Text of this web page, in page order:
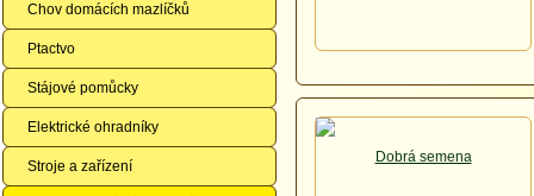
Chov domácích mazlíčků
Ptactvo
Stájové pomůcky
Elektrické ohradníky
Stroje a zařízení